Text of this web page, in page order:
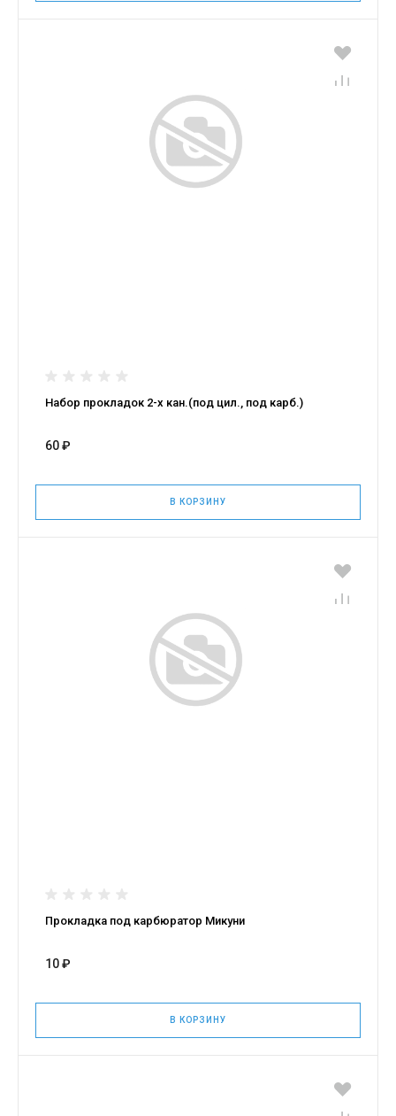
Набор прокладок 2-х кан.(под цил., под карб.)
60 ₽
В КОРЗИНУ
Прокладка под карбюратор Микуни
10 ₽
В КОРЗИНУ